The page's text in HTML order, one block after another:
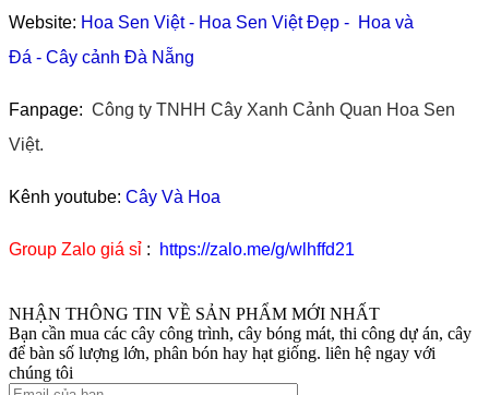
Website: Hoa Sen Việt- Hoa Sen Việt Đẹp - Hoa và
Đá - Cây cảnh Đà Nẵng
Fanpage: Công ty TNHH Cây Xanh Cảnh Quan Hoa Sen
Việt.
Kênh youtube: Cây Và Hoa
Group Zalo giá sỉ : https://zalo.me/g/wlhffd21
NHẬN THÔNG TIN VỀ SẢN PHẨM MỚI NHẤT
Bạn cần mua các cây công trình, cây bóng mát, thi công dự án, cây
để bàn số lượng lớn, phân bón hay hạt giống. liên hệ ngay với
chúng tôi